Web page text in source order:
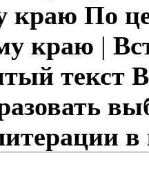
краю По
краю |
текст